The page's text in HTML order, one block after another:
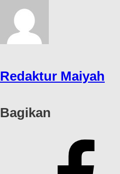
Redaktur Maiyah
Bagikan